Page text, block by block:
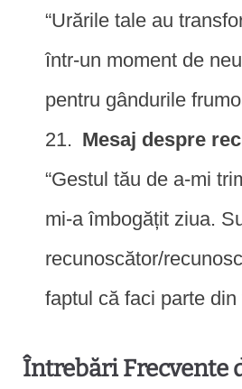
“Urările tale au
într-un moment de
pentru gândurile
Mesaj despre
“Gestul tău de a-mi
mi-a îmbogățit ziua.
recunoscător/
faptul că faci parte din
Întrebări Frecvente